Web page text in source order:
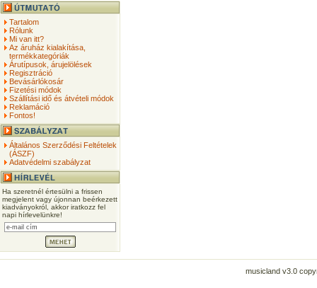
Tartalom
Rólunk
Mi van itt?
Az áruház kialakítása,
termékkategóriák
Árutípusok, árujelölések
Regisztráció
Bevásárlókosár
Fizetési módok
Szállítási idő és átvételi módok
Reklamáció
Fontos!
Általános Szerződési Feltételek
(ÁSZF)
Adatvédelmi szabályzat
Ha szeretnél értesülni a frissen
megjelent vagy újonnan beérkezett
kiadványokról, akkor iratkozz fel
napi hírlevelünkre!
musicland v3.0